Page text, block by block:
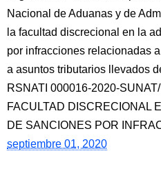
Nacional de Aduanas y de
la facultad discrecional en la
por infracciones relacionadas
a asuntos tributarios llevados
RSNATI 000016-2020-
FACULTAD DISCRECIONAL
DE SANCIONES POR
septiembre 01, 2020